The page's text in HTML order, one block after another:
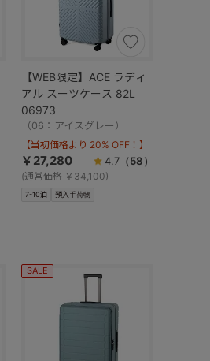
【WEB限定】ACE ラディ
アル スーツケース 82L
06973
（06：アイスグレー）
7-10泊 預入手荷物
【当初価格より 20% OFF！】
￥27,280
(通常価格￥34,100)
4.7 （58）
SALE